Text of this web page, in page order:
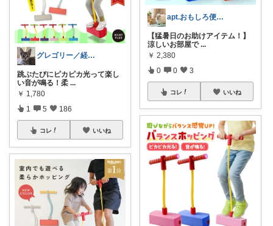
グレゴリー／経由購入感謝です💕
跳ぶたびにピカピカ光って楽し
い音が鳴る！柔 ...
￥ 1,780
1 5 186
コレ いいね
apt.おもしろ便利グッズ推し主婦
【猛暑日のお助けアイテム！】
涼しいお部屋で ...
￥ 2,380
0 0 3
コレ いいね